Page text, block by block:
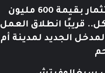
استثمار بقيمة 600 مليون
قريبًا انطلاق العمل
الجديد لمدينة أم